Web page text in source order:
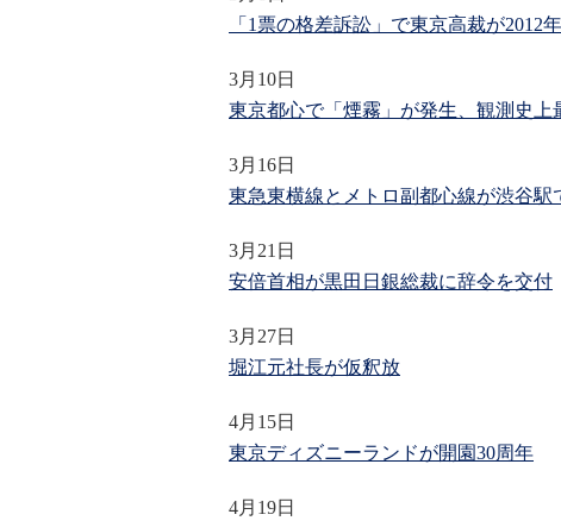
「1票の格差訴訟」で東京高裁が
3月10日
東京都心で「煙霧」が発生、観測史上
3月16日
東急東横線とメトロ副都心線が渋谷駅
3月21日
安倍首相が黒田日銀総裁に辞令を交付
3月27日
堀江元社長が仮釈放
4月15日
東京ディズニーランドが開園30周年
4月19日